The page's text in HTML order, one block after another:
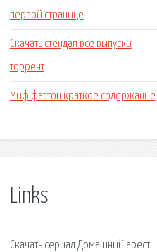
первой странице
Скачать стендап все выпуски
торрент
Миф фаэтон краткое содержание
Links
Скачать сериал Домашний арест